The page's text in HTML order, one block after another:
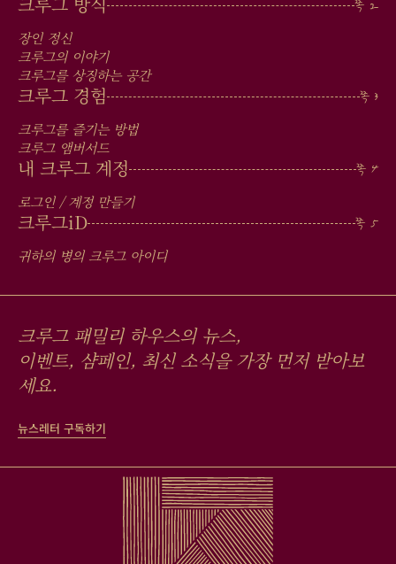
MEN
IN
FOOTER
장인 정신
크루그의 이야기
크루그를 상징하는 공간
크루그 경험
크루그를 즐기는 방법
크루그 앰버서드
내 크루그 계정
로그인 / 계정 만들기
크루그iD
귀하의 병의 크루그 아이디
크루그 패밀리 하우스의 뉴스,
이벤트, 샴페인, 최신 소식을 가장 먼저 받아보
세요.
뉴스레터 구독하기